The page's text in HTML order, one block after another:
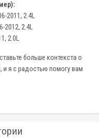
2011, 2.4L
2012, 2.4L
2.0L
больше контекста о
и я с радостью помогу вам